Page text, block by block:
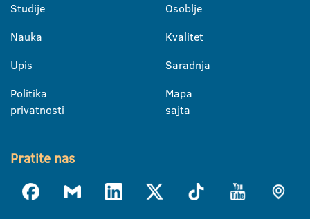
Studije
Nauka
Upis
Politika
privatnosti
Osoblje
Kvalitet
Saradnja
Mapa
sajta
Pratite nas